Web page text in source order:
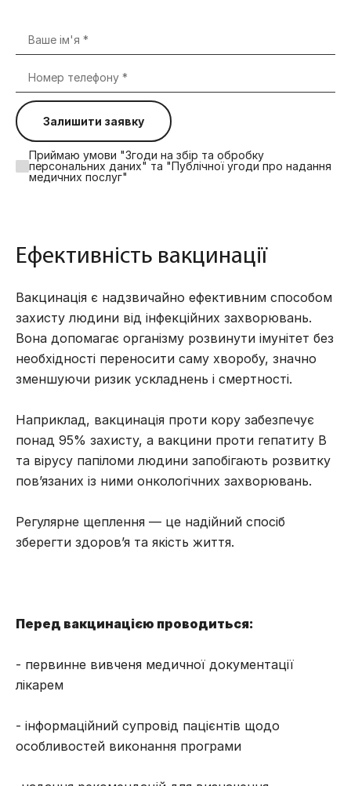
Залишити заявку
Приймаю умови "Згоди на збір та обробку
персональних даних" та "Публічної угоди про надання
медичних послуг"
Ефективність вакцинації
Вакцинація є надзвичайно ефективним способом
захисту людини від інфекційних захворювань.
Вона допомагає організму розвинути імунітет без
необхідності переносити саму хворобу, значно
зменшуючи ризик ускладнень і смертності.
Наприклад, вакцинація проти кору забезпечує
понад 95% захисту, а вакцини проти гепатиту B
та вірусу папіломи людини запобігають розвитку
пов’язаних із ними онкологічних захворювань.
Регулярне щеплення — це надійний спосіб
зберегти здоров’я та якість життя.
Перед вакцинацією проводиться:
- первинне вивченя медичної документації
лікарем
- інформаційний супровід пацієнтів щодо
особливостей виконання програми